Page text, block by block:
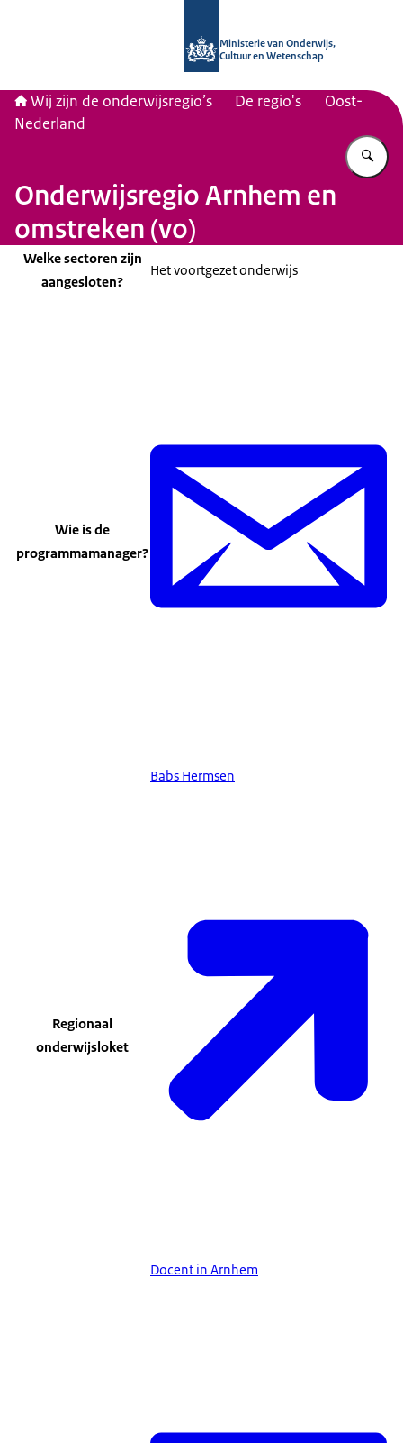
Ministerie van Onderwijs,
Cultuur en Wetenschap
Wij zijn de onderwijsregio’s De regio's
Oost-
Nederland
Onderwijsregio Arnhem en
omstreken (vo)
Welke sectoren zijn
aangesloten?
Het voortgezet onderwijs
Wie is de
programmamanager?
Babs Hermsen
Regionaal
onderwijsloket
Docent in Arnhem